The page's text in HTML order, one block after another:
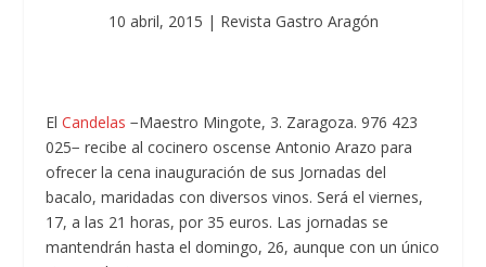
10 abril, 2015 | Revista Gastro Aragón
ElCandelas−Maestro Mingote, 3. Zaragoza. 976 423
025− recibe al cocinero oscense Antonio Arazo para
ofrecer la cena inauguración de sus Jornadas del
bacalo, maridadas con diversos vinos. Será el viernes,
17, a las 21 horas, por 35 euros. Las jornadas se
mantendrán hasta el domingo, 26, aunque con un único